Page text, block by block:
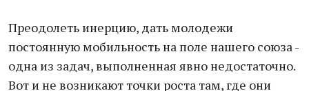
Преодолеть инерцию, дать молодежи
постоянную мобильность на поле нашего союза -
одна из задач, выполненная явно недостаточно.
Вот и не возникают точки роста там, где они